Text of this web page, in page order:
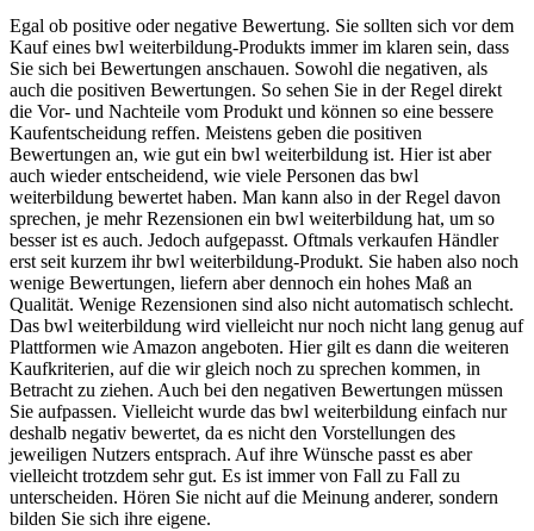
Egal ob positive oder negative Bewertung. Sie sollten sich vor dem
Kauf eines bwl weiterbildung-Produkts immer im klaren sein, dass
Sie sich bei Bewertungen anschauen. Sowohl die negativen, als
auch die positiven Bewertungen. So sehen Sie in der Regel direkt
die Vor- und Nachteile vom Produkt und können so eine bessere
Kaufentscheidung reffen. Meistens geben die positiven
Bewertungen an, wie gut ein bwl weiterbildung ist. Hier ist aber
auch wieder entscheidend, wie viele Personen das bwl
weiterbildung bewertet haben. Man kann also in der Regel davon
sprechen, je mehr Rezensionen ein bwl weiterbildung hat, um so
besser ist es auch. Jedoch aufgepasst. Oftmals verkaufen Händler
erst seit kurzem ihr bwl weiterbildung-Produkt. Sie haben also noch
wenige Bewertungen, liefern aber dennoch ein hohes Maß an
Qualität. Wenige Rezensionen sind also nicht automatisch schlecht.
Das bwl weiterbildung wird vielleicht nur noch nicht lang genug auf
Plattformen wie Amazon angeboten. Hier gilt es dann die weiteren
Kaufkriterien, auf die wir gleich noch zu sprechen kommen, in
Betracht zu ziehen. Auch bei den negativen Bewertungen müssen
Sie aufpassen. Vielleicht wurde das bwl weiterbildung einfach nur
deshalb negativ bewertet, da es nicht den Vorstellungen des
jeweiligen Nutzers entsprach. Auf ihre Wünsche passt es aber
vielleicht trotzdem sehr gut. Es ist immer von Fall zu Fall zu
unterscheiden. Hören Sie nicht auf die Meinung anderer, sondern
bilden Sie sich ihre eigene.